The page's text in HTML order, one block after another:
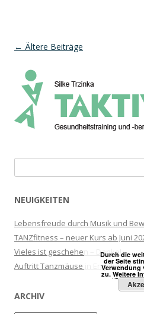
Beitragsnavigation
← Ältere Beiträge
nach:
NEUIGKEITEN
Lebensfreude durch Musik und
TANZfitness – neuer Kurs ab Juni
Vieles ist geschehen – Danke!
Auftritt Tanzmäuse in Engelsdorf
ARCHIV
Durch die
der Seite
Verwendung
zu. Weitere